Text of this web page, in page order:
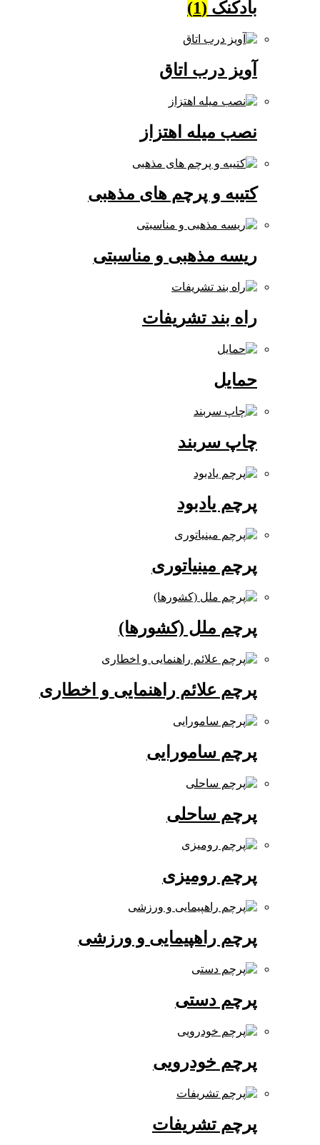
آویز درب اتاق
نصب میله اهتزاز
کتیبه و پرچم های مذهبی
ریسه مذهبی و مناسبتی
راه بند تشریفات
چاپ سربند
پرچم یادبود
پرچم مینیاتوری
پرچم ملل (کشورها)
پرچم علائم راهنمایی و اخطاری
پرچم سامورایی
پرچم ساحلی
پرچم رومیزی
پرچم راهپیمایی و ورزشی
پرچم دستی
پرچم خودرویی
پرچم تشریفات